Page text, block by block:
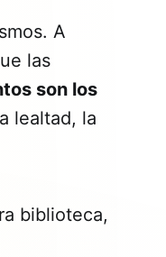
A
las
son los
lealtad, la
biblioteca,